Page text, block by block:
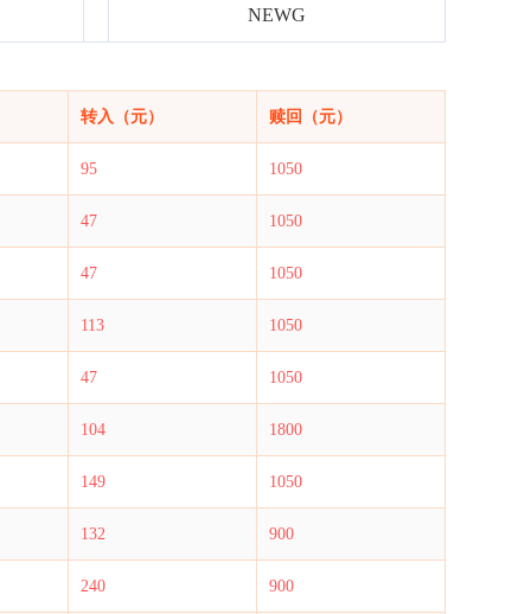
NEWG
转入（元） 赎回（元）
95 1050
47 1050
47 1050
113 1050
47 1050
104 1800
149 1050
132 900
240 900